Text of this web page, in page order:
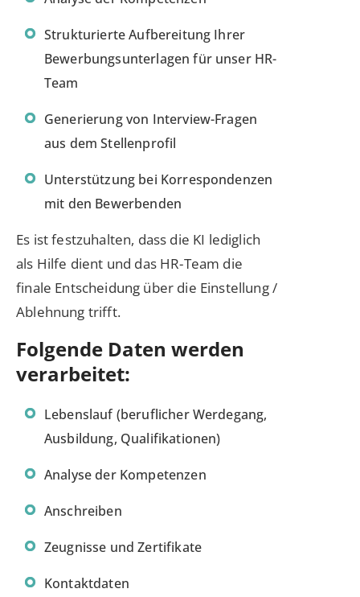
Strukturierte Aufbereitung Ihrer
Bewerbungsunterlagen für unser HR-
Team
Generierung von Interview-Fragen
aus dem Stellenprofil
Unterstützung bei Korrespondenzen
mit den Bewerbenden
Es ist festzuhalten, dass die KI lediglich
als Hilfe dient und das HR-Team die
finale Entscheidung über die Einstellung /
Ablehnung trifft.
Folgende Daten werden
verarbeitet:
Lebenslauf (beruflicher Werdegang,
Ausbildung, Qualifikationen)
Analyse der Kompetenzen
Anschreiben
Zeugnisse und Zertifikate
Kontaktdaten